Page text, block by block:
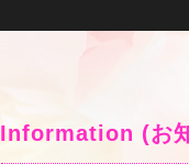
Information (お